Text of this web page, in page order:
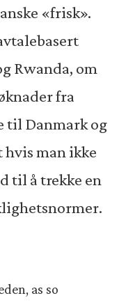
«frisk».
Rwanda, om
fra
til Danmark og
hvis man ikke
til å trekke en
as so